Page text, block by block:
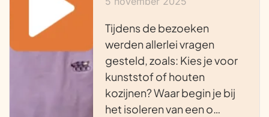
Tijdens de bezoeken
werden allerlei vragen
gesteld, zoals: Kies je voor
kunststof of houten
kozijnen? Waar begin je bij
het isoleren van een o…